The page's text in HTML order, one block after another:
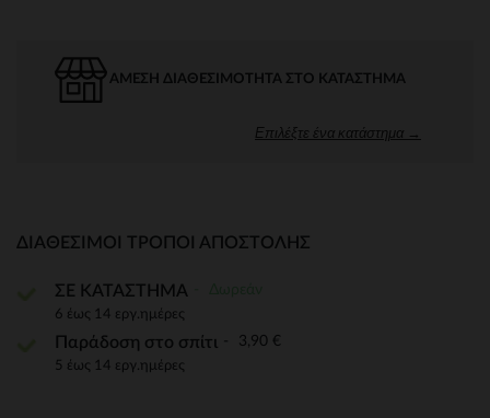
ΆΜΕΣΗ ΔΙΑΘΕΣΙΜΌΤΗΤΑ ΣΤΟ ΚΑΤΆΣΤΗΜΑ
Επιλέξτε ένα κατάστημα →
ΔΙΑΘΈΣΙΜΟΙ ΤΡΌΠΟΙ ΑΠΟΣΤΟΛΉΣ
ΣΕ ΚΑΤΑΣΤΗΜΑ
6 έως 14 εργ.ημέρες
Παράδοση στο σπίτι 3,90 €
5 έως 14 εργ.ημέρες